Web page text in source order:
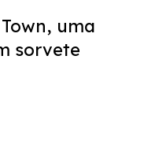
uma
sorvete